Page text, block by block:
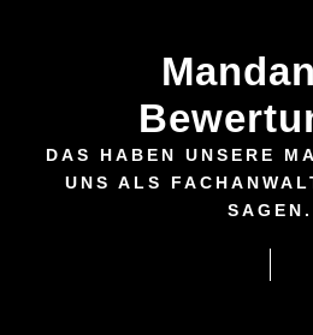
DAS HABEN UNSERE
UNS ALS
SAGEN.